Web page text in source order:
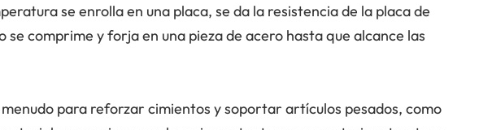
se enrolla en una placa, se da la resistencia de la placa de
se comprime y forja en una pieza de acero hasta que alcance las
para reforzar cimientos y soportar artículos pesados, como